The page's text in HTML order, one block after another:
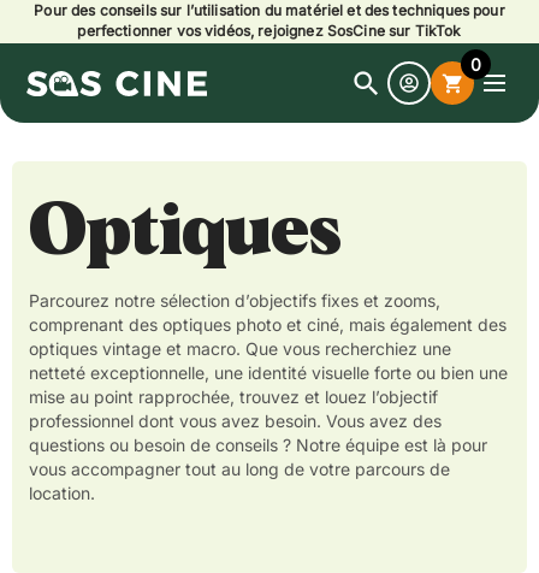
Pour des conseils sur l’utilisation du matériel et des techniques pour
perfectionner vos vidéos, rejoignez SosCine sur TikTok
search
Open
shopping_cart
0
Optiques
Parcourez notre sélection d’objectifs fixes et zooms,
comprenant des optiques photo et ciné, mais également des
optiques vintage et macro. Que vous recherchiez une
netteté exceptionnelle, une identité visuelle forte ou bien une
mise au point rapprochée, trouvez et louez l’objectif
professionnel dont vous avez besoin. Vous avez des
questions ou besoin de conseils ? Notre équipe est là pour
vous accompagner tout au long de votre parcours de
location.